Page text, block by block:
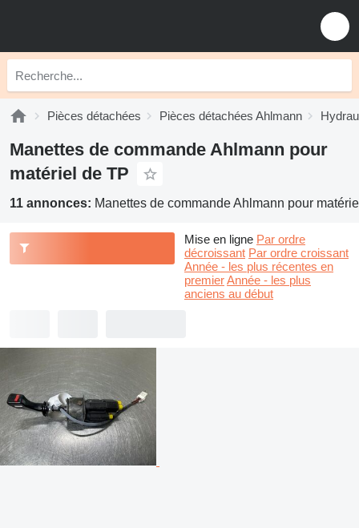
Pièces détachées Pièces détachées Ahlmann
Manettes de commande Ahlmann pour
matériel de TP
11 annonces: Manettes de commande Ahlmann pour
Mise en ligne Par ordre
décroissant Par ordre croissant
Année - les plus récentes en
premierAnnée - les plus
anciens au début